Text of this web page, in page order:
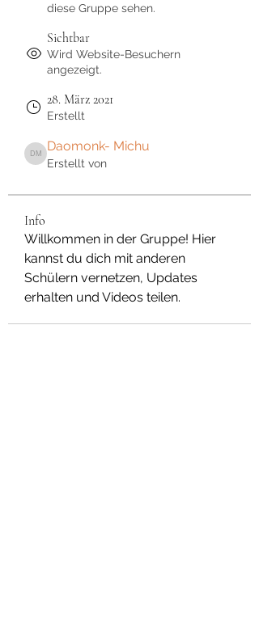
diese Gruppe sehen.
Sichtbar
Wird Website-Besuchern
angezeigt.
28. März 2021
Erstellt
Daomonk- Michu
Daomonk- Michu
Erstellt von
Info
Willkommen in der Gruppe! Hier
kannst du dich mit anderen
Schülern vernetzen, Updates
erhalten und Videos teilen.